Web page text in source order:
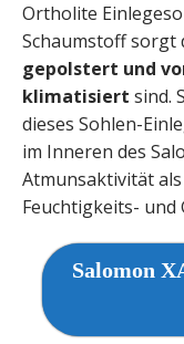
Ortholite
Schaumstoff sorgt
gepolstert und
klimatisiert sind.
dieses Sohlen-
im Inneren des
Atmunsaktivität
Feuchtigkeits- und
Salomon